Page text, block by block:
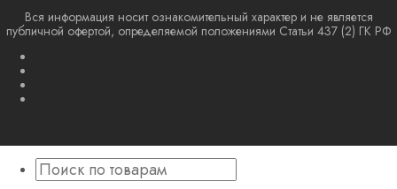
Вся информация носит ознакомительный характер и не является
публичной офертой, определяемой положениями Статьи 437 (2) ГК РФ